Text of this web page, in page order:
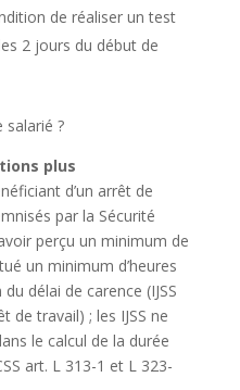
de réaliser un test
2 jours du début de
salarié ?
plus
d’un arrêt de
par la Sécurité
perçu un minimum de
un minimum d’heures
délai de carence (IJSS
de travail) ; les IJSS ne
le calcul de la durée
art. L 313-1 et L 323-